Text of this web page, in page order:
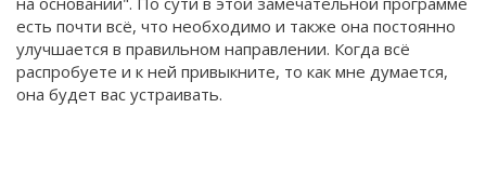
есть почти всё, что необходимо и также она постоянно
улучшается в правильном направлении. Когда всё
распробуете и к ней привыкните, то как мне думается,
она будет вас устраивать.